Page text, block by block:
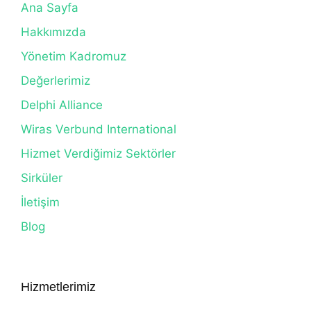
Ana Sayfa
Hakkımızda
Yönetim Kadromuz
Değerlerimiz
Delphi Alliance
Wiras Verbund International
Hizmet Verdiğimiz Sektörler
Sirküler
İletişim
Blog
Hizmetlerimiz